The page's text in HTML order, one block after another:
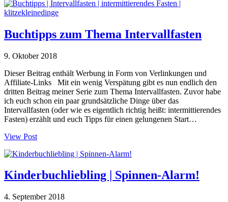
Buchtipps zum Thema Intervallfasten
9. Oktober 2018
Dieser Beitrag enthält Werbung in Form von Verlinkungen und
Affiliate-Links Mit ein wenig Verspätung gibt es nun endlich den
dritten Beitrag meiner Serie zum Thema Intervallfasten. Zuvor habe
ich euch schon ein paar grundsätzliche Dinge über das
Intervallfasten (oder wie es eigentlich richtig heißt: intermittierendes
Fasten) erzählt und euch Tipps für einen gelungenen Start…
View Post
Kinderbuchliebling | Spinnen-Alarm!
4. September 2018